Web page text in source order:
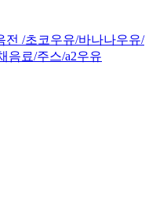
전 /초코우유/바나나우유/
음료/주스/a2우유